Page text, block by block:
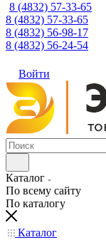
8 (4832) 57-33-65
8 (4832) 57-33-65
8 (4832) 56-98-17
8 (4832) 56-24-54
Войти
Каталог
По всему сайту
По каталогу
Каталог